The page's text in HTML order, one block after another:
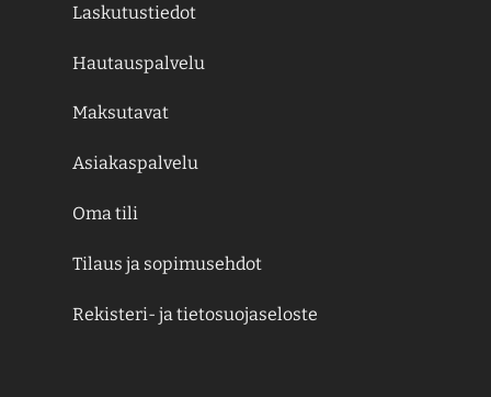
Laskutustiedot
Hautauspalvelu
Maksutavat
Asiakaspalvelu
Oma tili
Tilaus ja sopimusehdot
Rekisteri- ja tietosuojaseloste